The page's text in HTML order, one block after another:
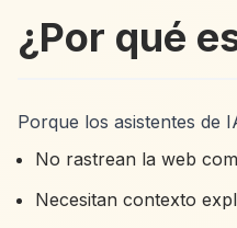
¿Por qué
Porque los asistentes de
No rastrean la web
Necesitan contexto